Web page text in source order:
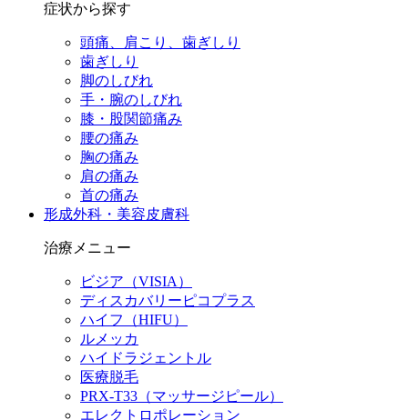
症状から探す
頭痛、肩こり、歯ぎしり
歯ぎしり
脚のしびれ
手・腕のしびれ
膝・股関節痛み
腰の痛み
胸の痛み
肩の痛み
首の痛み
形成外科・美容皮膚科
治療メニュー
ビジア（VISIA）
ディスカバリーピコプラス
ハイフ（HIFU）
ルメッカ
ハイドラジェントル
医療脱毛
PRX-T33（マッサージピール）
エレクトロポレーション